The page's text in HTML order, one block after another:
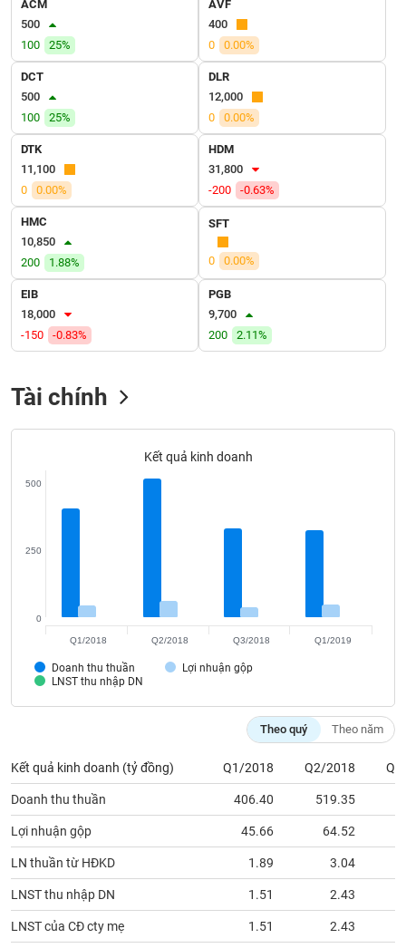
ACM
500
100
25%
AVF
400
0
0.00%
DCT
500
100
25%
DLR
12,000
0
0.00%
DTK
11,100
0
0.00%
HDM
31,800
-200
-0.63%
HMC
10,850
200
1.88%
SFT
0 0.00%
EIB
18,000
-150
-0.83%
PGB
9,700
200
2.11%
Tài chính
Kết quả kinh doanh
Doanh thu thuần
Lợi nhuận gộp
LNST thu nhập DN
0
250
500
Q1/2018 Q2/2018 Q3/2018 Q1/2019
Theo quý Theo năm
Kết quả kinh doanh (tỷ đồng) Q1/2018 Q2/2018
Doanh thu thuần 406.40 519.35
Lợi nhuận gộp 45.66 64.52
LN thuần từ HĐKD 1.89 3.04
LNST thu nhập DN 1.51 2.43
LNST của CĐ cty mẹ 1.51 2.43
VỤ
TRUYỀN
THÔNG
TIỆN
ÍCH
BẤT
ĐỘNG
SẢN
Mã
chứng
(-)
Người liên quan
Bài
viết
của
tác
cáo
phân
tích
(-)
ngữ
(-)